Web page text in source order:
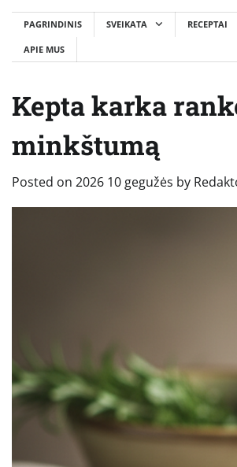
PAGRINDINIS SVEIKATA RECEPTAI
APIE MUS
Kepta karka
minkštumą
Posted on 2026 10 gegužės by